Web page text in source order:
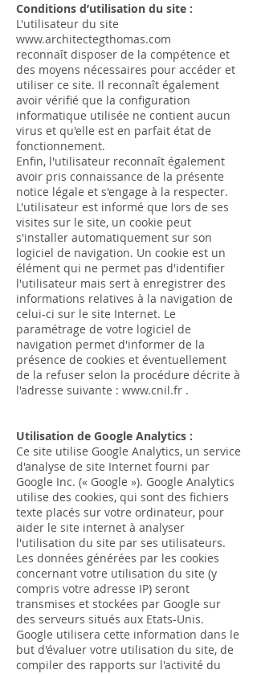
Conditions d’utilisation du site :
L'utilisateur du site
www.architectegthomas.com
reconnaît disposer de la compétence et
des moyens nécessaires pour accéder et
utiliser ce site. Il reconnaît également
avoir vérifié que la configuration
informatique utilisée ne contient aucun
virus et qu'elle est en parfait état de
fonctionnement.
Enfin, l'utilisateur reconnaît également
avoir pris connaissance de la présente
notice légale et s'engage à la respecter.
L'utilisateur est informé que lors de ses
visites sur le site, un cookie peut
s'installer automatiquement sur son
logiciel de navigation. Un cookie est un
élément qui ne permet pas d'identifier
l'utilisateur mais sert à enregistrer des
informations relatives à la navigation de
celui-ci sur le site Internet. Le
paramétrage de votre logiciel de
navigation permet d'informer de la
présence de cookies et éventuellement
de la refuser selon la procédure décrite à
l'adresse suivante : www.cnil.fr .
Utilisation de Google Analytics :
Ce site utilise Google Analytics, un service
d'analyse de site Internet fourni par
Google Inc. (« Google »). Google Analytics
utilise des cookies, qui sont des fichiers
texte placés sur votre ordinateur, pour
aider le site internet à analyser
l'utilisation du site par ses utilisateurs.
Les données générées par les cookies
concernant votre utilisation du site (y
compris votre adresse IP) seront
transmises et stockées par Google sur
des serveurs situés aux Etats-Unis.
Google utilisera cette information dans le
but d'évaluer votre utilisation du site, de
compiler des rapports sur l'activité du